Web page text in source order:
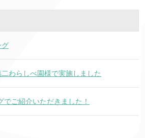
グ
二わらしべ園様で実施しました
ご紹介いただきました！